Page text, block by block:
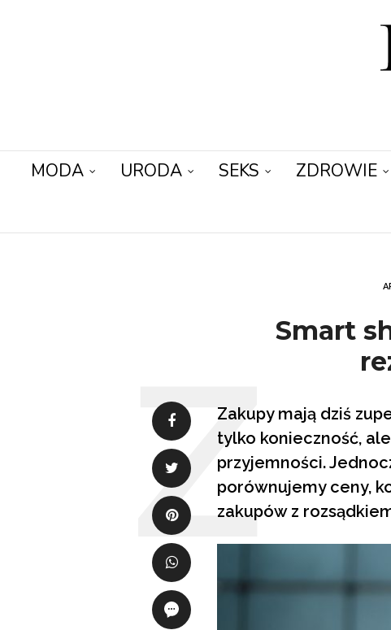
MODA URODA SEKS ZDROWIE
Smart
Zakupy mają dziś
tylko konieczność,
przyjemności.
porównujemy ceny,
zakupów z